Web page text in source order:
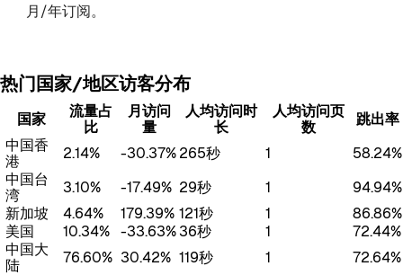
月/年订阅。
热门国家/地区访客分布
国家
流量占
比
月访问
量
人均访问时
长
人均访问页
数
跳出率
中国香
港
2.14% -30.37% 265秒 1
58.24%
中国台
湾
3.10% -17.49% 29秒 1
94.94%
新加坡
4.64% 179.39% 121秒 1
86.86%
美国
10.34% -33.63% 36秒 1
72.44%
中国大
陆
76.60% 30.42% 119秒 1 72.64%